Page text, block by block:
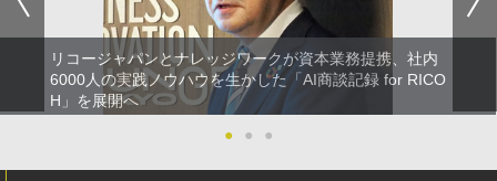
リコージャパンとナレッジワークが資本業務提携、社内
6000人の実践ノウハウを生かした「AI商談記録 for RICO
H」を展開へ
●
● ●